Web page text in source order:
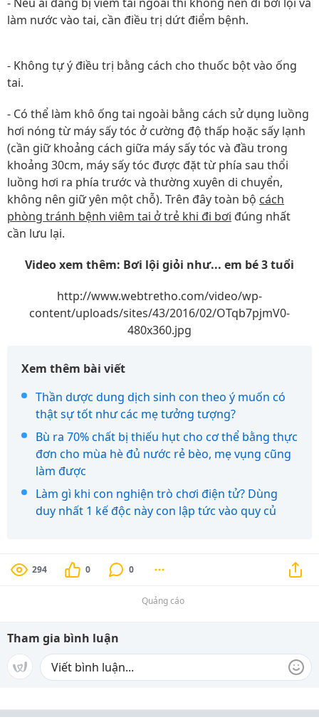
làm nước vào tai, cần điều trị dứt điểm bệnh.
- Không tự ý điều trị bằng cách cho thuốc bột vào ống
tai.
- Có thể làm khô ống tai ngoài bằng cách sử dụng luồng
hơi nóng từ máy sấy tóc ở cường độ thấp hoặc sấy lạnh
(cần giữ khoảng cách giữa máy sấy tóc và đầu trong
khoảng 30cm, máy sấy tóc được đặt từ phía sau thổi
luồng hơi ra phía trước và thường xuyên di chuyển,
không nên giữ yên một chỗ). Trên đây toàn bộ cách
phòng tránh bệnh viêm tai ở trẻ khi đi bơi đúng nhất
cần lưu lại.
Video xem thêm: Bơi lội giỏi như... em bé 3 tuổi
http://www.webtretho.com/video/wp-
content/uploads/sites/43/2016/02/OTqb7pjmV0-
480x360.jpg
Xem thêm bài viết
Thần dược dung dịch sinh con theo ý muốn có
thật sự tốt như các mẹ tưởng tượng?
Bù ra 70% chất bị thiếu hụt cho cơ thể bằng thực
đơn cho mùa hè đủ nước rẻ bèo, mẹ vụng cũng
làm được
Làm gì khi con nghiện trò chơi điện tử? Dùng
duy nhất 1 kế độc này con lập tức vào quy củ
294 0 0
Quảng cáo
Tham gia bình luận